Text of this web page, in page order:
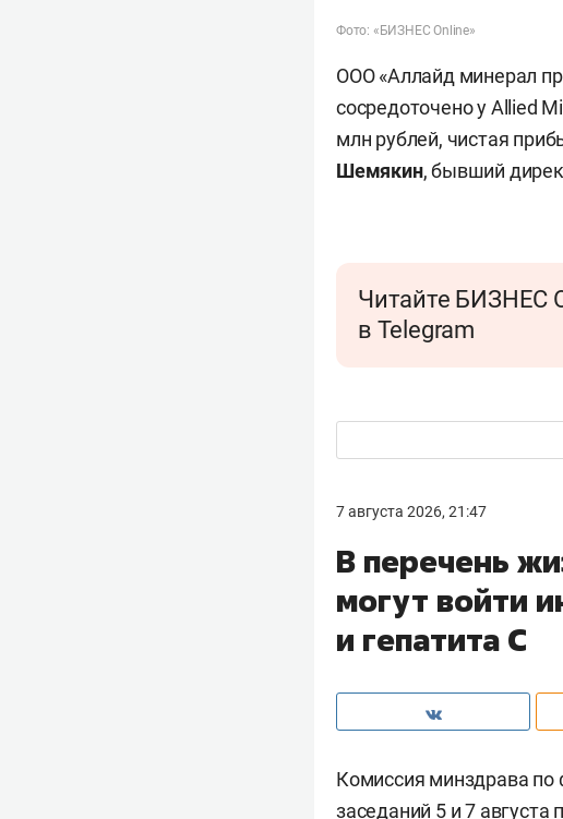
Фото: «БИЗНЕС Online»
ООО «Аллайд минерал
сосредоточено у Allied
млн рублей, чистая
Шемякин, бывший
Читайте БИЗНЕС
в Telegram
7 августа 2026, 21:47
В перечень
могут войти
и гепатита С
Комиссия минздрава по
заседаний 5 и 7